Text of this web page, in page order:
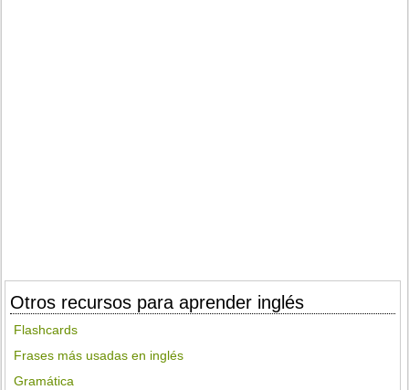
Otros recursos para aprender inglés
Flashcards
Frases más usadas en inglés
Gramática